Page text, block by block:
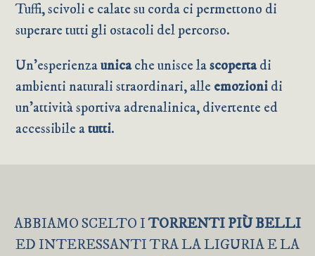
Tuffi, scivoli e calate su corda ci permettono di
superare tutti gli ostacoli del percorso.
Un’esperienzaunicache unisce lascopertadi
ambienti naturali straordinari, alle emozioni di
un’attività sportiva adrenalinica, divertente ed
accessibile atutti.
ABBIAMO SCELTO ITORRENTI PIÙ BELLI
ED INTERESSANTI TRA LA LIGURIA E LA